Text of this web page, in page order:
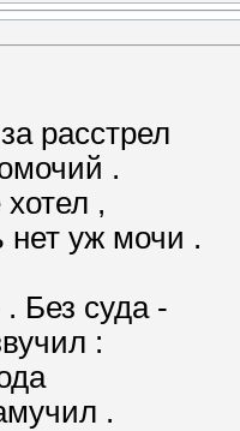
расстрел
.
,
уж мочи .
Без суда -
:
.